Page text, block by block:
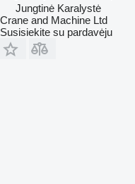
Jungtinė Karalystė
Crane and Machine Ltd
Susisiekite su pardavėju